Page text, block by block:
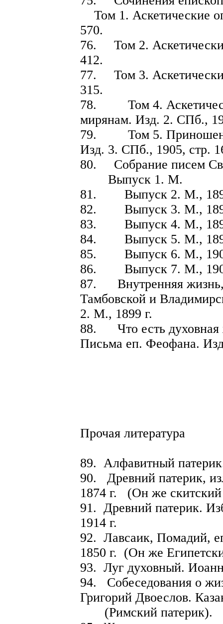
Том 1. Аскетические
570.
76. Том 2.
412.
77. Том 3.
315.
78. Том 4.
мирянам. Изд. 2. СПб.,
79. Том 5.
Изд. 3. СПб., 1905, стр.
80. Собрание писем
Выпуск 1. М.
81. Выпуск 2. М., 1893
82. Выпуск 3. М., 1893
83. Выпуск 4. М., 1899
84. Выпуск 5. М., 1899
85. Выпуск 6. М., 1900
86. Выпуск 7. М.,
87. Внутренняя жизнь,
Тамбовской и
2. М., 1899 г.
88. Что есть духовная
Письма еп. Феофана.
Прочая литература
89. Алфавитный
90. Древний
1874 г. (Он же скитский
91. Древний
1914 г.
92. Лавсаик,
1850 г. (Он же
93. Луг духовный.
94. Собеседования о
Григорий Двоеслов.
(Римский патерик).